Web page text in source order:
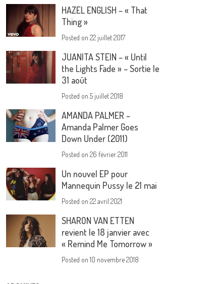
HAZEL ENGLISH – « That
Thing »
Posted on22 juillet 2017
JUANITA STEIN – « Until
the Lights Fade » – Sortie le
31 août
Posted on5 juillet 2018
AMANDA PALMER –
Amanda Palmer Goes
Down Under (2011)
Posted on26 février 2011
Un nouvel EP pour
Mannequin Pussy le 21 mai
Posted on22 avril 2021
SHARON VAN ETTEN
revient le 18 janvier avec
« Remind Me Tomorrow »
Posted on10 novembre 2018